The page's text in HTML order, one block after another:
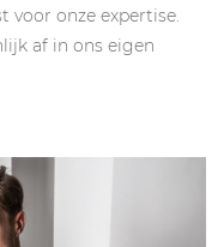
voor onze expertise.
af in ons eigen